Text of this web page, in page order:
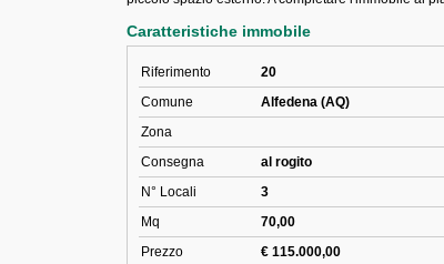
Caratteristiche immobile
Riferimento
20
Comune
Alfedena (AQ)
Zona
Consegna
al rogito
N° Locali
3
Mq
70,00
Prezzo
€ 115.000,00